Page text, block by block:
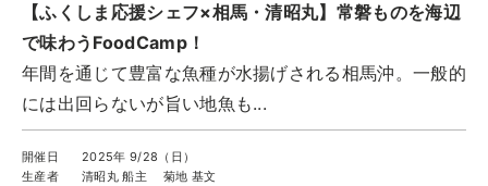
【ふくしま応援シェフ×相馬・清昭丸】常磐ものを海辺
で味わうFoodCamp！
年間を通じて豊富な魚種が水揚げされる相馬沖。一般的
には出回らないが旨い地魚も...
開催日
2025年 9/28（日）
生産者
清昭丸 船主 菊地 基文